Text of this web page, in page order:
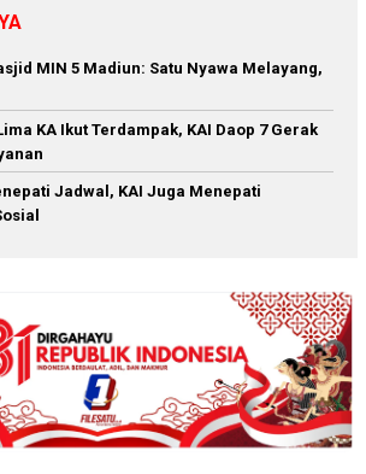
MIN 5 Madiun: Satu Nyawa Melayang,
KA Ikut Terdampak, KAI Daop 7 Gerak
Jadwal, KAI Juga Menepati